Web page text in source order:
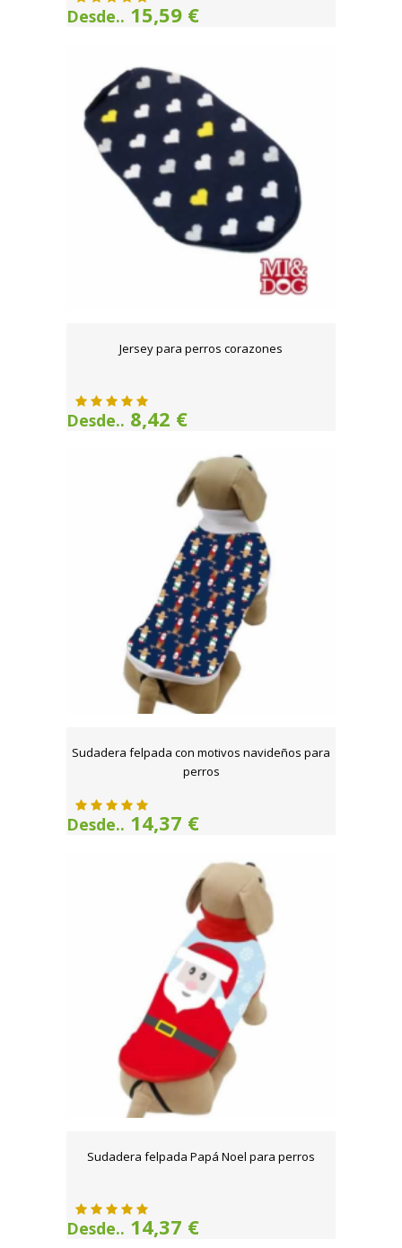
Desde.. 15,59 €
Jersey para perros corazones
Desde.. 8,42 €
Sudadera felpada con motivos navideños para
perros
Desde.. 14,37 €
Sudadera felpada Papá Noel para perros
Desde.. 14,37 €